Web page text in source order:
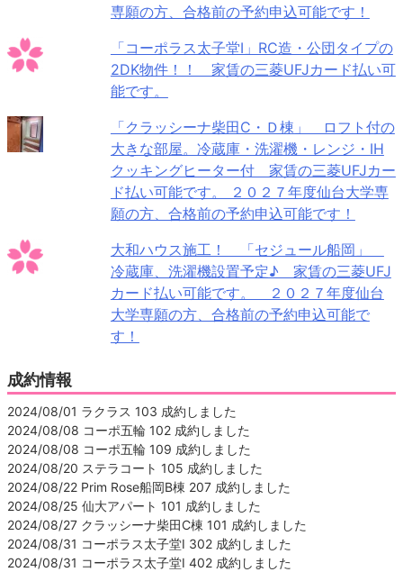
専願の方、合格前の予約申込可能です！
「コーポラス太子堂Ⅰ」RC造・公団タイプの
2DK物件！！ 家賃の三菱UFJカード払い可
能です。
「クラッシーナ柴田C・Ｄ棟」 ロフト付の
大きな部屋。冷蔵庫・洗濯機・レンジ・IH
クッキングヒーター付 家賃の三菱UFJカー
ド払い可能です。 ２０２７年度仙台大学専
願の方、合格前の予約申込可能です！
大和ハウス施工！ 「セジュール船岡」
冷蔵庫、洗濯機設置予定♪ 家賃の三菱UFJ
カード払い可能です。 ２０２７年度仙台
大学専願の方、合格前の予約申込可能で
す！
成約情報
2024/08/01 ラクラス 103 成約しました
2024/08/08 コーポ五輪 102 成約しました
2024/08/08 コーポ五輪 109 成約しました
2024/08/20 ステラコート 105 成約しました
2024/08/22 Prim Rose船岡B棟 207 成約しました
2024/08/25 仙大アパート 101 成約しました
2024/08/27 クラッシーナ柴田C棟 101 成約しました
2024/08/31 コーポラス太子堂Ⅰ 302 成約しました
2024/08/31 コーポラス太子堂Ⅰ 402 成約しました